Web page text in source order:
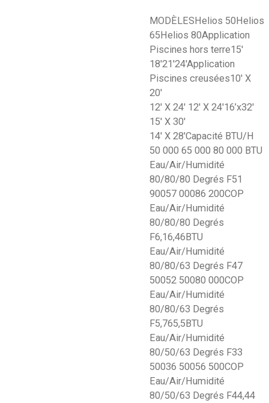
MODÈLESHelios 50Helios
65Helios 80Application
Piscines hors terre15′
18′21′24′Application
Piscines creusées10′ X
20′
12′ X 24′ 12′ X 24′16’x32′
15′ X 30′
14′ X 28′Capacité BTU/H
50 000 65 000 80 000 BTU
Eau/Air/Humidité
80/80/80 Degrés F51
90057 00086 200COP
Eau/Air/Humidité
80/80/80 Degrés
F6,16,46BTU
Eau/Air/Humidité
80/80/63 Degrés F47
50052 50080 000COP
Eau/Air/Humidité
80/80/63 Degrés
F5,765,5BTU
Eau/Air/Humidité
80/50/63 Degrés F33
50036 50056 500COP
Eau/Air/Humidité
80/50/63 Degrés F44,44